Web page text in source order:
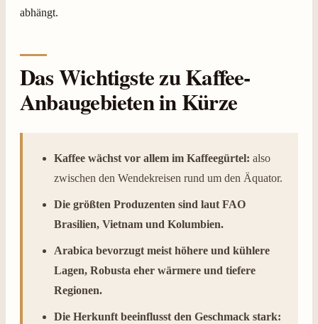
abhängt.
Das Wichtigste zu Kaffee-
Anbaugebieten in Kürze
Kaffee wächst vor allem im Kaffeegürtel: also
zwischen den Wendekreisen rund um den Äquator.
Die größten Produzenten sind laut FAO
Brasilien, Vietnam und Kolumbien.
Arabica bevorzugt meist höhere und kühlere
Lagen, Robusta eher wärmere und tiefere
Regionen.
Die Herkunft beeinflusst den Geschmack stark: